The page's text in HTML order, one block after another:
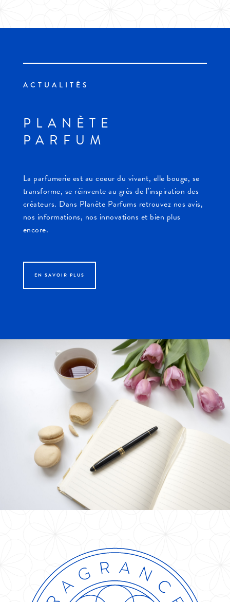
ACTUALITÉS
PLANÈTE
PARFUM
La parfumerie est au coeur du vivant, elle bouge, se
transforme, se réinvente au grès de l’inspiration des
créateurs. Dans Planète Parfums retrouvez nos avis,
nos informations, nos innovations et bien plus
encore.
EN SAVOIR PLUS